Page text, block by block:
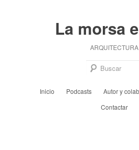
La morsa
ARQUITECTURA
Inicio Podcasts Autor y
Contactar